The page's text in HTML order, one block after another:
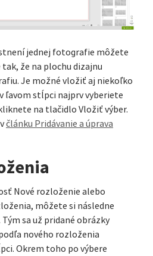
jednej fotografie môžete
že na plochu dizajnu
Je možné vložiť aj niekoľko
ľavom stĺpci najprv vyberiete
na tlačidlo Vložiť výber.
článku Pridávanie a úprava
Nové rozloženie alebo
môžete si následne
sa už pridané obrázky
nového rozloženia
Okrem toho po výbere